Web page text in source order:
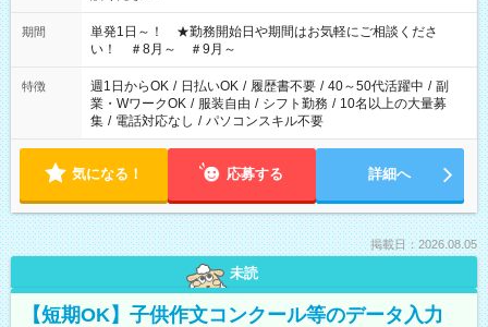
期間
単発1日～！ ★勤務開始日や期間はお気軽にご相談くださ
い！ ＃8月～ ＃9月～
特徴 週1日からOK / 日払いOK / 履歴書不要 / 40～50代活躍中 / 副
業・WワークOK / 服装自由 / シフト勤務 / 10名以上の大量募
集 / 電話対応なし / パソコンスキル不要
気になる！ 応募する 詳細へ
掲載日：2026.08.05
未読
【短期OK】子供作文コンクール等のデータ入力